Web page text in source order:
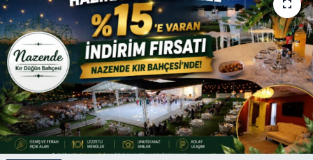
Siyaset
Spor
Vefat Edenler
Video Galeri